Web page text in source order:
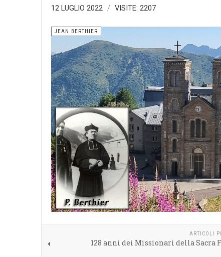
12 LUGLIO 2022 VISITE: 2207
JEAN BERTHIER
ARTICOLI
128 anni dei Missionari della Sacra